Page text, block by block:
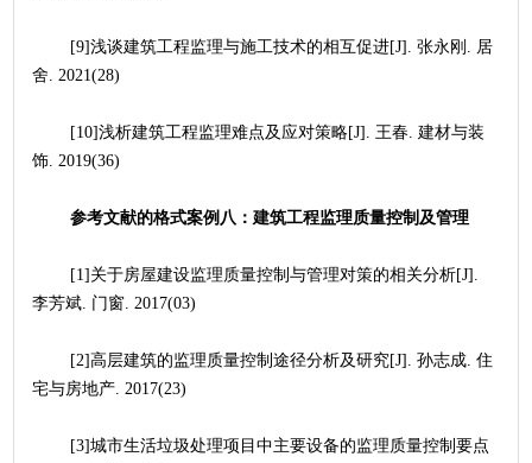
舍. 2021(28)
饰. 2019(36)
参考文献的格式案例八：建筑工程监理质量控制及管理
李芳斌. 门窗. 2017(03)
宅与房地产. 2017(23)